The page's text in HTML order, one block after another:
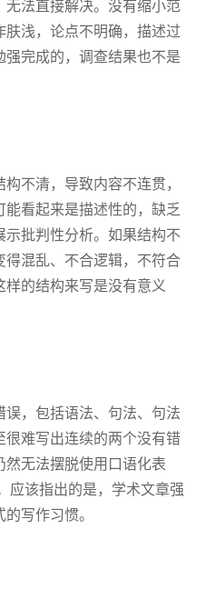
法直接解决。没有缩小范
浅，论点不明确，描述过
完成的，调查结果也不是
不清，导致内容不连贯，
看起来是描述性的，缺乏
批判性分析。如果结构不
混乱、不合逻辑，不符合
的结构来写是没有意义
，包括语法、句法、句法
难写出连续的两个没有错
无法摆脱使用口语化表
应该指出的是，学术文章强
写作习惯。